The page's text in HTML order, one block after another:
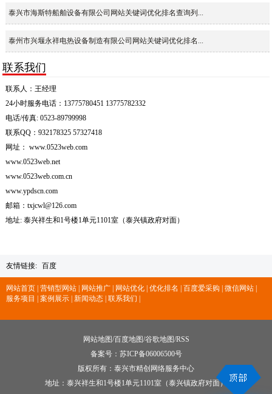
泰兴市海斯特船舶设备有限公司网站关键词优化排名查询列...
泰州市兴堰永祥电热设备制造有限公司网站关键词优化排名...
联系我们
联系人：王经理
24小时服务电话：13775780451 13775782332
电话/传真: 0523-89799998
联系QQ：932178325 57327418
网址： www.0523web.com
www.0523web.net
www.0523web.com.cn
www.ypdscn.com
邮箱：txjcwl@126.com
地址: 泰兴祥生和1号楼1单元1101室（泰兴镇政府对面）
友情链接: 百度
网站首页 | 营销型网站 | 网站推广 | 网站优化 | 优化排名 | 百度爱采购 | 微信网站 |
服务项目 | 案例展示 | 新闻动态 | 联系我们 |
网站地图/百度地图/谷歌地图/RSS
备案号： 苏ICP备06006500号
版权所有：泰兴市精创网络服务中心
地址：泰兴祥生和1号楼1单元1101室（泰兴镇政府对面）